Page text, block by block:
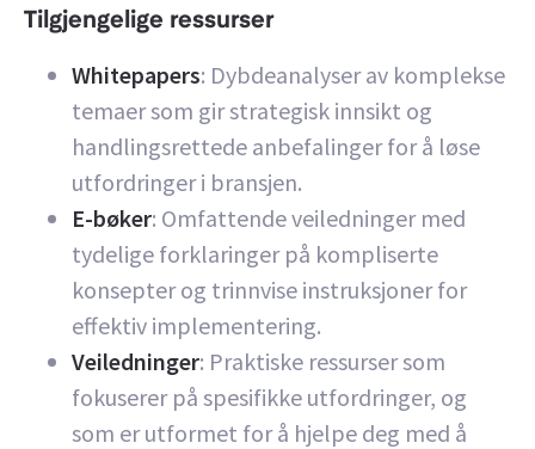
Tilgjengelige ressurser
Whitepapers: Dybdeanalyser av komplekse
temaer som gir strategisk innsikt og
handlingsrettede anbefalinger for å løse
utfordringer i bransjen.
E-bøker: Omfattende veiledninger med
tydelige forklaringer på kompliserte
konsepter og trinnvise instruksjoner for
effektiv implementering.
Veiledninger: Praktiske ressurser som
fokuserer på spesifikke utfordringer, og
som er utformet for å hjelpe deg med å